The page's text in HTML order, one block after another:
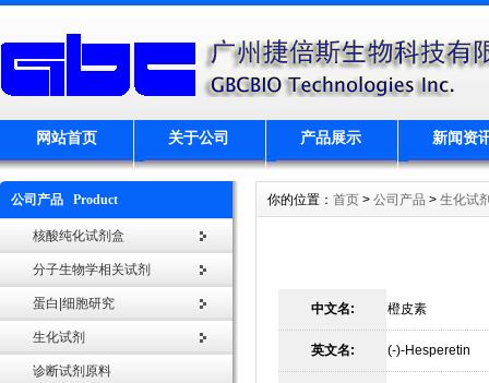
网站首页 关于公司 产品展示 新闻资
公司产品 Product
核酸纯化试剂盒
分子生物学相关试剂
蛋白|细胞研究
生化试剂
诊断试剂原料
你的位置： 首页 > 公司产品 > 生化试
中文名: 橙皮素
英文名: (-)-Hesperetin